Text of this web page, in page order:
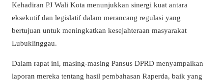
Kehadiran PJ Wali Kota menunjukkan sinergi kuat antara
eksekutif dan legislatif dalam merancang regulasi yang
bertujuan untuk meningkatkan kesejahteraan masyarakat
Lubuklinggau.
Dalam rapat ini, masing-masing Pansus DPRD menyampaikan
laporan mereka tentang hasil pembahasan Raperda, baik yang